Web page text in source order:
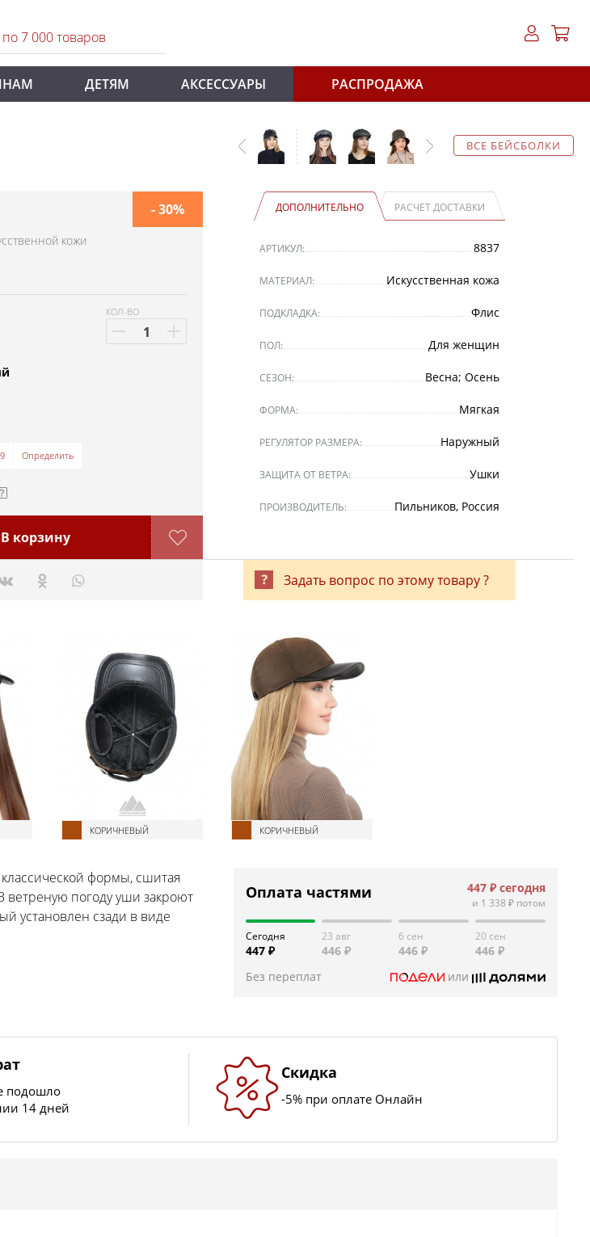
ДЕТЯМ АКСЕССУАРЫ РАСПРОДАЖА
ВСЕ БЕЙСБОЛКИ
кожи
- 30%
КОЛ-ВО
Определить
В корзину
ДОПОЛНИТЕЛЬНО РАСЧЕТ ДОСТАВКИ
АРТИКУЛ: 8837
МАТЕРИАЛ: Искусственная кожа
ПОДКЛАДКА: Флис
ПОЛ: Для женщин
СЕЗОН: Весна; Осень
ФОРМА: Мягкая
РЕГУЛЯТОР РАЗМЕРА: Наружный
ЗАЩИТА ОТ ВЕТРА: Ушки
ПРОИЗВОДИТЕЛЬ: Пильников, Россия
Задать вопрос по этому товару ?
КОРИЧНЕВЫЙ КОРИЧНЕВЫЙ
формы, сшитая
ветреную погоду уши закроют
установлен сзади в виде
Оплата частями 447 ₽сегодня
и 1 338 ₽потом
Сегодня
447 ₽
23 авг
446 ₽
6 сен
446 ₽
20 сен
446 ₽
Без переплат
или
подошло
14 дней
Скидка
-5% при оплате Онлайн